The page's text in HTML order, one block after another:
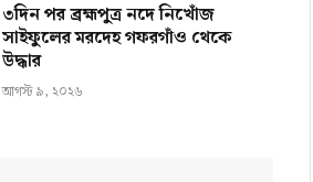
৩দিন পর ব্রহ্মপুত্র নদে নিখোঁজ
সাইফুলের মরদেহ গফরগাঁও থেকে
উদ্ধার
আগস্ট ৯, ২০২৬